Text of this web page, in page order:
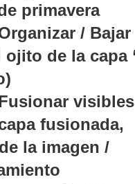
primavera
/ Bajar
ojito de la capa
visibles
fusionada,
la imagen /